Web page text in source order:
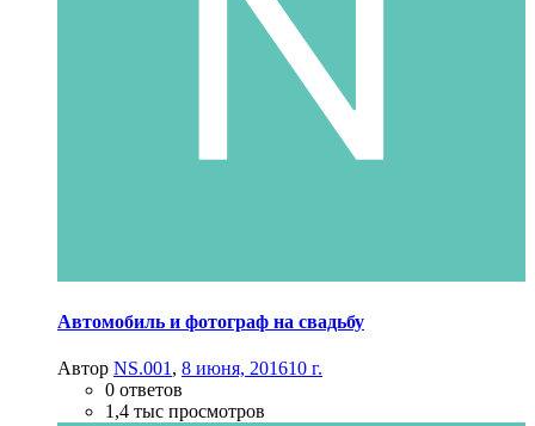
Автомобиль и фотограф на свадьбу
Автор NS.001 , 8 июня, 201610 г.
0 ответов
1,4 тыс просмотров